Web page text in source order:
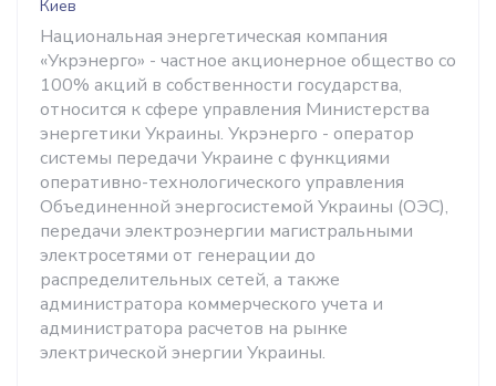
Киев
Национальная энергетическая компания
«Укрэнерго» - частное акционерное общество со
100% акций в собственности государства,
относится к сфере управления Министерства
энергетики Украины. Укрэнерго - оператор
системы передачи Украине с функциями
оперативно-технологического управления
Объединенной энергосистемой Украины (ОЭС),
передачи электроэнергии магистральными
электросетями от генерации до
распределительных сетей, а также
администратора коммерческого учета и
администратора расчетов на рынке
электрической энергии Украины.